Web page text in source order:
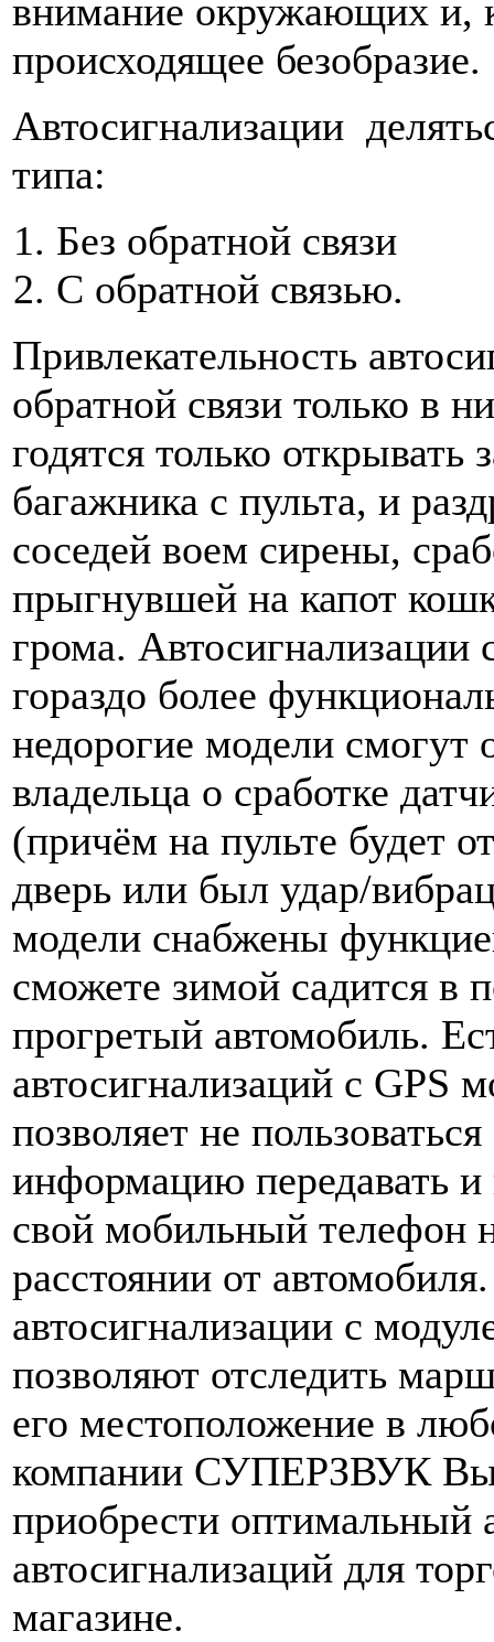
внимание окружающих и,
происходящее безобразие.
Автосигнализации
типа:
Без обратной связи
С обратной связью.
Привлекательность
обратной связи только в
годятся только открывать
багажника с пульта, и
соседей воем сирены,
прыгнувшей на капот
грома. Автосигнализации
гораздо более
недорогие модели смогут
владельца о сработке
(причём на пульте будет
дверь или был удар/
модели снабжены
сможете зимой садится в
прогретый автомобиль.
автосигнализаций с GPS
позволяет не
информацию передавать и
свой мобильный телефон
расстоянии от
автосигнализации с
позволяют отследить
его местоположение в
компании СУПЕРЗВУК
приобрести оптимальный
автосигнализаций для
магазине.